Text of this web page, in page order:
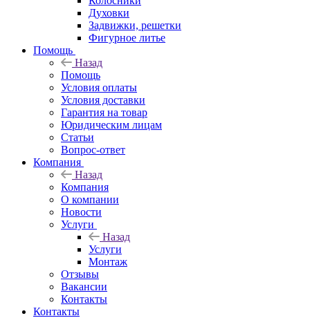
Духовки
Задвижки, решетки
Фигурное литье
Помощь
Назад
Помощь
Условия оплаты
Условия доставки
Гарантия на товар
Юридическим лицам
Статьи
Вопрос-ответ
Компания
Назад
Компания
О компании
Новости
Услуги
Назад
Услуги
Монтаж
Отзывы
Вакансии
Контакты
Контакты